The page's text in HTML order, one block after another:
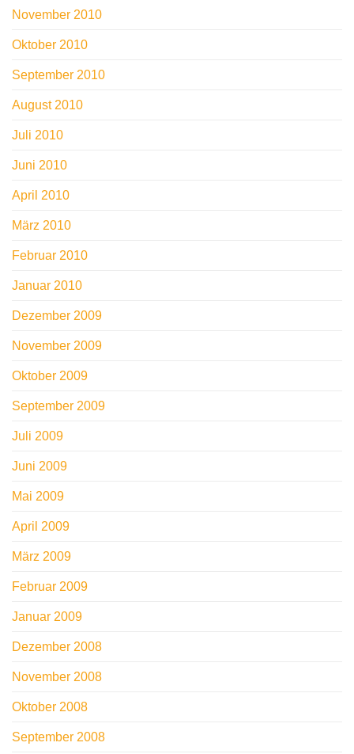
November 2010
Oktober 2010
September 2010
August 2010
Juli 2010
Juni 2010
April 2010
März 2010
Februar 2010
Januar 2010
Dezember 2009
November 2009
Oktober 2009
September 2009
Juli 2009
Juni 2009
Mai 2009
April 2009
März 2009
Februar 2009
Januar 2009
Dezember 2008
November 2008
Oktober 2008
September 2008